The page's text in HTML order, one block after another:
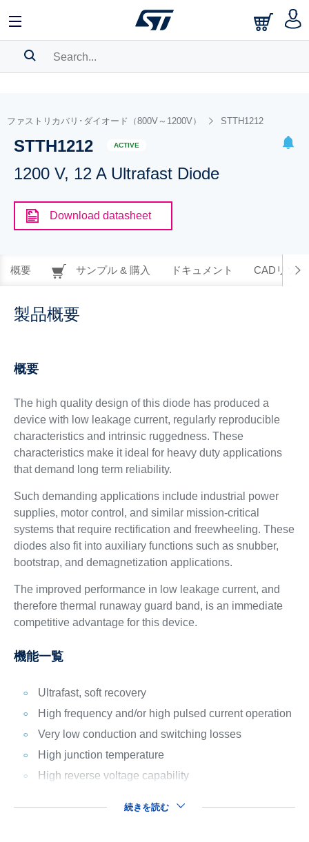
BOOKMARK
Please log into show your saved searches.
ファストリカバリ･ダイオード（800V～1200V） STTH1212
STTH1212 ACTIVE
1200 V, 12 A Ultrafast Diode
Download datasheet
概要 サンプル & 購入 ドキュメント CADリソー
製品概要
概要
The high quality design of this diode has produced a
device with low leakage current, regularly reproducible
characteristics and intrinsic ruggedness. These
characteristics make it ideal for heavy duty applications
that demand long term reliability.
Such demanding applications include industrial power
supplies, motor control, and similar mission-critical
systems that require rectification and freewheeling. These
diodes also fit into auxiliary functions such as snubber,
bootstrap, and demagnetization applications.
The improved performance in low leakage current, and
therefore thermal runaway guard band, is an immediate
competitive advantage for this device.
機能一覧
Ultrafast, soft recovery
High frequency and/or high pulsed current operation
Very low conduction and switching losses
High junction temperature
High reverse voltage capability
続きを読む